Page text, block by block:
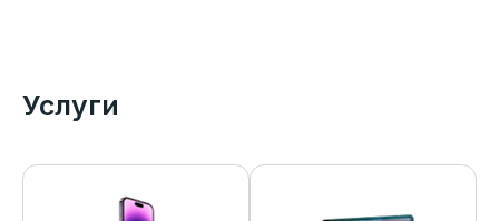
Услуги